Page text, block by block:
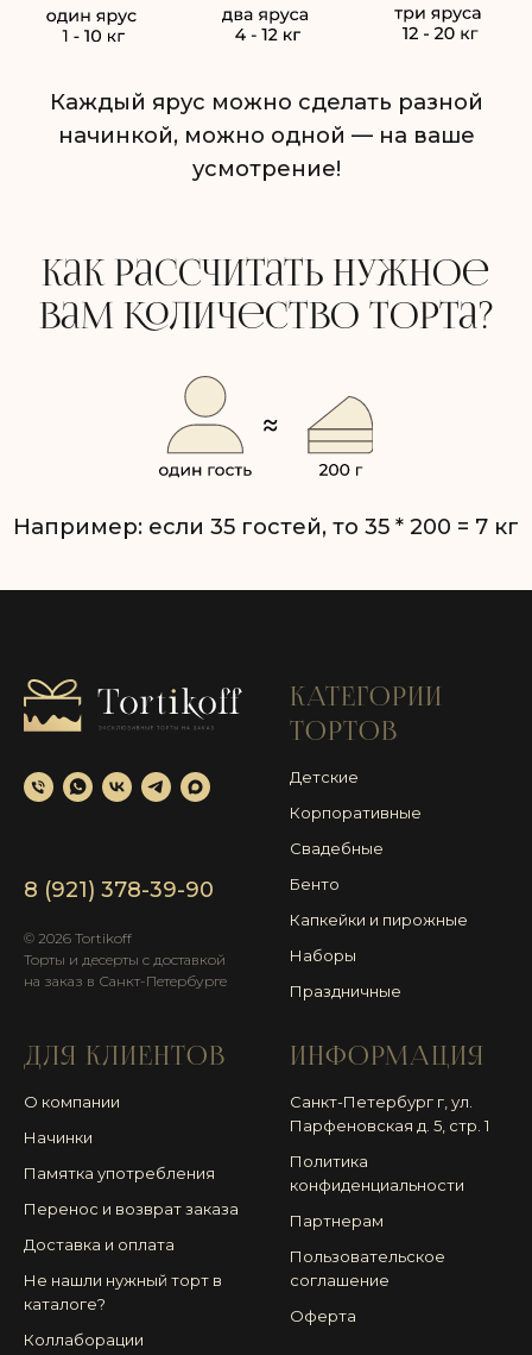
8 (921) 378-39-90
© 2026 Tortikoff
Торты и десерты с доставкой
на заказ в Санкт-Петербурге
КАТЕГОРИИ
ТОРТОВ
Детские
Корпоративные
Свадебные
Бенто
Капкейки и пирожные
Наборы
Праздничные
ДЛЯ КЛИЕНТОВ
О компании
Начинки
Памятка употребления
Перенос и возврат заказа
Доставка и оплата
Не нашли нужный торт в
каталоге?
Коллаборации
ИНФОРМАЦИЯ
Санкт-Петербург г, ул.
Парфеновская д. 5, стр. 1
Политика
конфиденциальности
Партнерам
Пользовательское
соглашение
Оферта